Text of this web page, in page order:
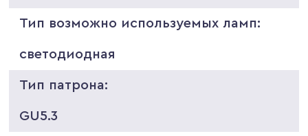
Тип возможно используемых ламп:
светодиодная
Тип патрона:
GU5.3